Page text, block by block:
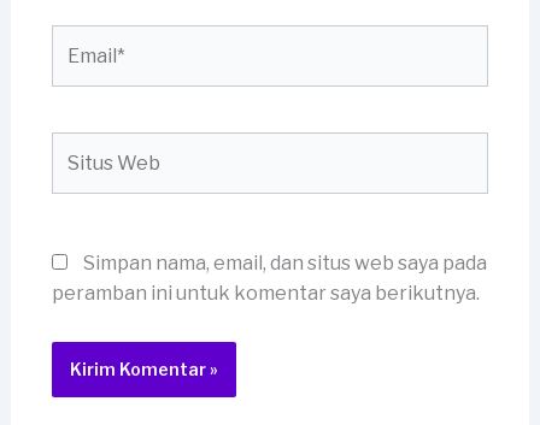
Web
Simpan nama, email, dan situs web saya pada
peramban ini untuk komentar saya berikutnya.